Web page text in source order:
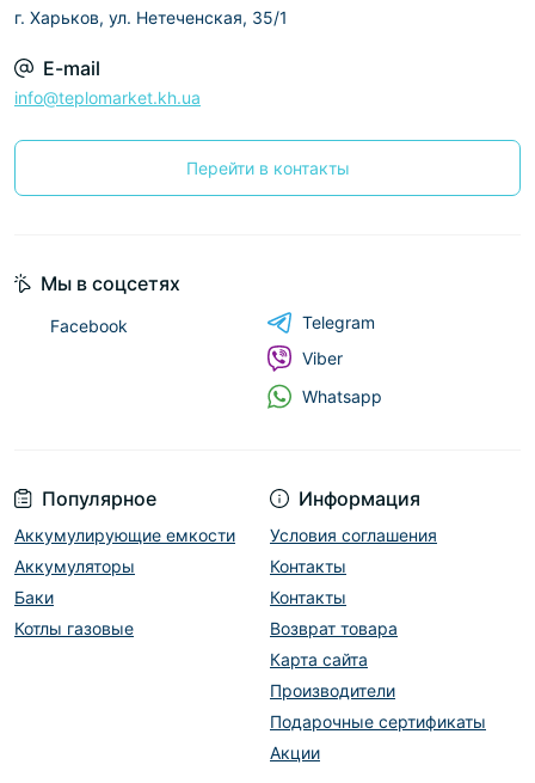
г. Харьков, ул. Нетеченская, 35/1
E-mail
info@teplomarket.kh.ua
Перейти в контакты
Популярное
Аккумулирующие емкости
Аккумуляторы
Баки
Котлы газовые
Информация
Условия соглашения
Контакты
Контакты
Возврат товара
Карта сайта
Производители
Подарочные сертификаты
Акции
Мы в соцсетях
Facebook
Telegram
Viber
Whatsapp